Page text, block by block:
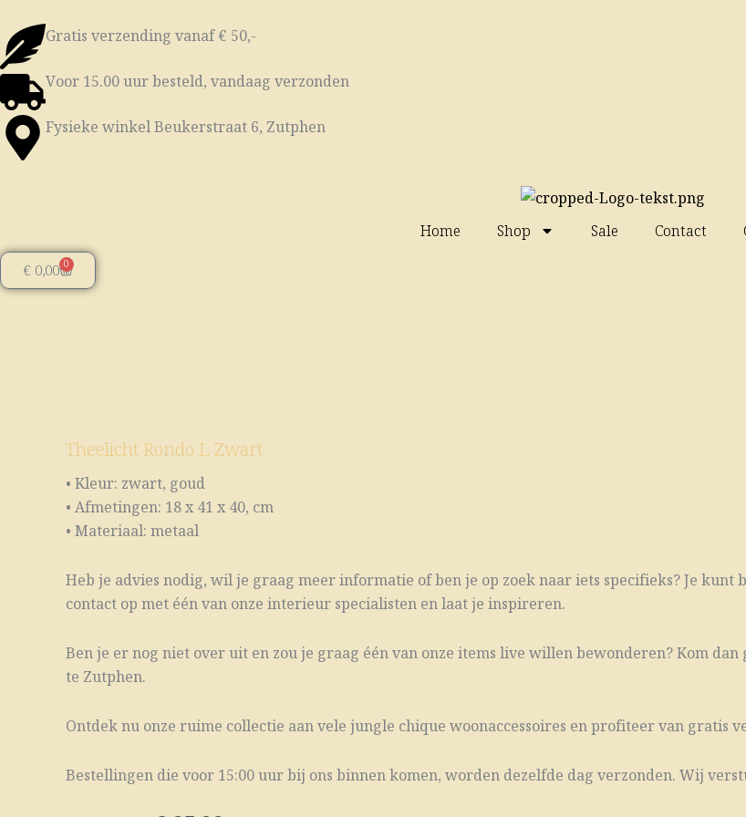
naar
de
inhoud
Gratis verzending vanaf € 50,-
Voor 15.00 uur besteld, vandaag verzonden
Fysieke winkel Beukerstraat 6, Zutphen
Home Shop Sale Contact
€ 0,00 0
Winkelwagen
Theelicht Rondo L Zwart
• Kleur: zwart, goud
• Afmetingen: 18 x 41 x 40, cm
• Materiaal: metaal
Heb je advies nodig, wil je graag meer informatie of ben je op zoek naar iets specifieks? Je
contact op met één van onze interieur specialisten en laat je inspireren.
Ben je er nog niet over uit en zou je graag één van onze items live willen bewonderen? Kom
te Zutphen.
Ontdek nu onze ruime collectie aan vele jungle chique woonaccessoires en profiteer van gratis
Bestellingen die voor 15:00 uur bij ons binnen komen, worden dezelfde dag verzonden. Wij